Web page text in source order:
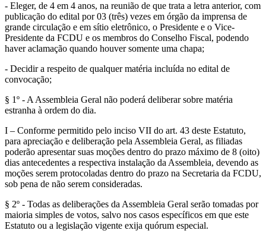
- Eleger, de 4 em 4 anos, na reunião de que trata a letra anterior, com
publicação do edital por 03 (três) vezes em órgão da imprensa de
grande circulação e em sítio eletrônico, o Presidente e o Vice-
Presidente da FCDU e os membros do Conselho Fiscal, podendo
haver aclamação quando houver somente uma chapa;
- Decidir a respeito de qualquer matéria incluída no edital de
convocação;
§ 1º - A Assembleia Geral não poderá deliberar sobre matéria
estranha à ordem do dia.
I – Conforme permitido pelo inciso VII do art. 43 deste Estatuto,
para apreciação e deliberação pela Assembleia Geral, as filiadas
poderão apresentar suas moções dentro do prazo máximo de 8 (oito)
dias antecedentes a respectiva instalação da Assembleia, devendo as
moções serem protocoladas dentro do prazo na Secretaria da FCDU,
sob pena de não serem consideradas.
§ 2º - Todas as deliberações da Assembleia Geral serão tomadas por
maioria simples de votos, salvo nos casos específicos em que este
Estatuto ou a legislação vigente exija quórum especial.